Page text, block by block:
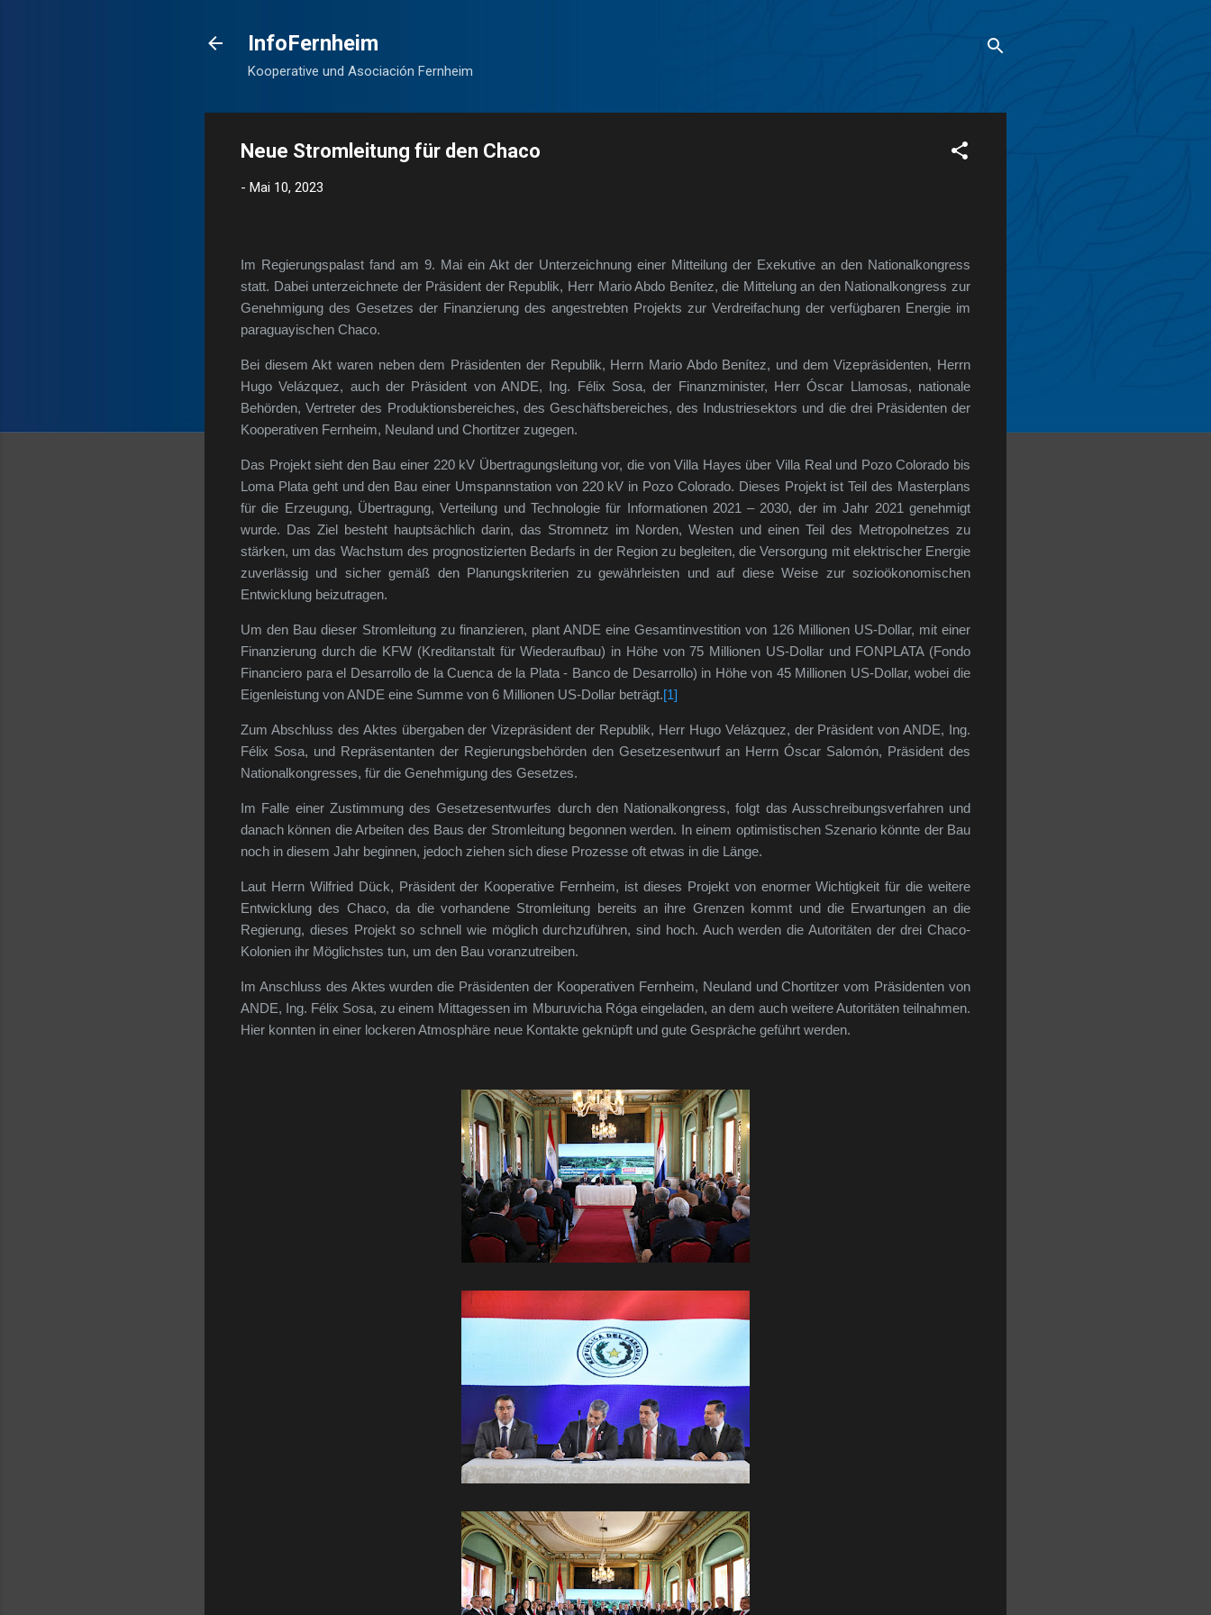
InfoFernheim
Kooperative und Asociación Fernheim
Neue Stromleitung für den Chaco
- Mai 10, 2023
Im Regierungspalast fand am 9. Mai ein Akt der Unterzeichnung einer Mitteilung der Exekutive an den Nationalkongress
statt. Dabei unterzeichnete der Präsident der Republik, Herr Mario Abdo Benítez, die Mittelung an den Nationalkongress zur
Genehmigung des Gesetzes der Finanzierung des angestrebten Projekts zur Verdreifachung der verfügbaren Energie im
paraguayischen Chaco.
Bei diesem Akt waren neben dem Präsidenten der Republik, Herrn Mario Abdo Benítez, und dem Vizepräsidenten, Herrn
Hugo Velázquez, auch der Präsident von ANDE, Ing. Félix Sosa, der Finanzminister, Herr Óscar Llamosas, nationale
Behörden, Vertreter des Produktionsbereiches, des Geschäftsbereiches, des Industriesektors und die drei Präsidenten der
Kooperativen Fernheim, Neuland und Chortitzer zugegen.
Das Projekt sieht den Bau einer 220 kV Übertragungsleitung vor, die von Villa Hayes über Villa Real und Pozo Colorado bis
Loma Plata geht und den Bau einer Umspannstation von 220 kV in Pozo Colorado. Dieses Projekt ist Teil des Masterplans
für die Erzeugung, Übertragung, Verteilung und Technologie für Informationen 2021 – 2030, der im Jahr 2021 genehmigt
wurde. Das Ziel besteht hauptsächlich darin, das Stromnetz im Norden, Westen und einen Teil des Metropolnetzes zu
stärken, um das Wachstum des prognostizierten Bedarfs in der Region zu begleiten, die Versorgung mit elektrischer Energie
zuverlässig und sicher gemäß den Planungskriterien zu gewährleisten und auf diese Weise zur sozioökonomischen
Entwicklung beizutragen.
Um den Bau dieser Stromleitung zu finanzieren, plant ANDE eine Gesamtinvestition von 126 Millionen US-Dollar, mit einer
Finanzierung durch die KFW (Kreditanstalt für Wiederaufbau) in Höhe von 75 Millionen US-Dollar und FONPLATA (Fondo
Financiero para el Desarrollo de la Cuenca de la Plata - Banco de Desarrollo) in Höhe von 45 Millionen US-Dollar, wobei die
Eigenleistung von ANDE eine Summe von 6 Millionen US-Dollar beträgt.[1]
Zum Abschluss des Aktes übergaben der Vizepräsident der Republik, Herr Hugo Velázquez, der Präsident von ANDE, Ing.
Félix Sosa, und Repräsentanten der Regierungsbehörden den Gesetzesentwurf an Herrn Óscar Salomón, Präsident des
Nationalkongresses, für die Genehmigung des Gesetzes.
Im Falle einer Zustimmung des Gesetzesentwurfes durch den Nationalkongress, folgt das Ausschreibungsverfahren und
danach können die Arbeiten des Baus der Stromleitung begonnen werden. In einem optimistischen Szenario könnte der Bau
noch in diesem Jahr beginnen, jedoch ziehen sich diese Prozesse oft etwas in die Länge.
Laut Herrn Wilfried Dück, Präsident der Kooperative Fernheim, ist dieses Projekt von enormer Wichtigkeit für die weitere
Entwicklung des Chaco, da die vorhandene Stromleitung bereits an ihre Grenzen kommt und die Erwartungen an die
Regierung, dieses Projekt so schnell wie möglich durchzuführen, sind hoch. Auch werden die Autoritäten der drei Chaco-
Kolonien ihr Möglichstes tun, um den Bau voranzutreiben.
Im Anschluss des Aktes wurden die Präsidenten der Kooperativen Fernheim, Neuland und Chortitzer vom Präsidenten von
ANDE, Ing. Félix Sosa, zu einem Mittagessen im Mburuvicha Róga eingeladen, an dem auch weitere Autoritäten teilnahmen.
Hier konnten in einer lockeren Atmosphäre neue Kontakte geknüpft und gute Gespräche geführt werden.